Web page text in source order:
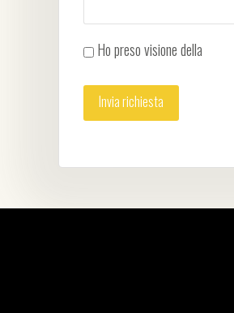
Ho preso visione della